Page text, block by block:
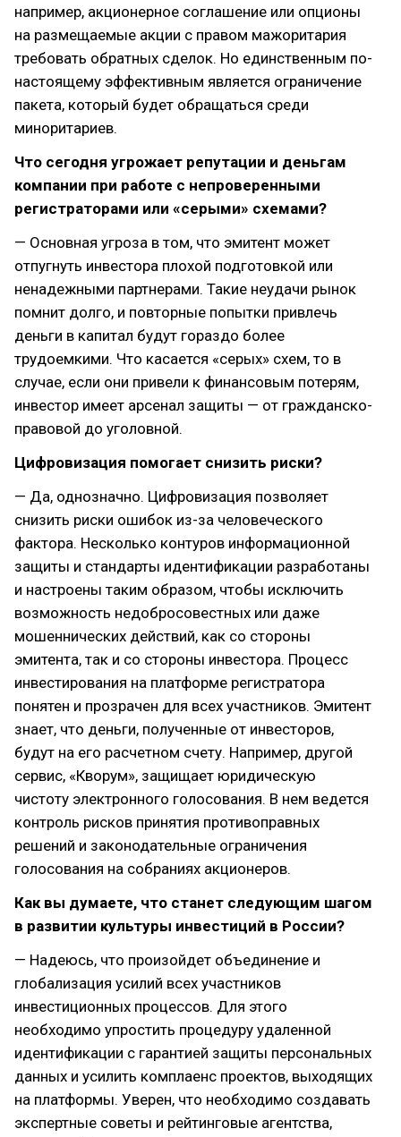
например, акционерное соглашение или опционы
на размещаемые акции с правом мажоритария
требовать обратных сделок. Но единственным по-
настоящему эффективным является ограничение
пакета, который будет обращаться среди
миноритариев.
Что сегодня угрожает репутации и деньгам
компании при работе с непроверенными
регистраторами или «серыми» схемами?
— Основная угроза в том, что эмитент может
отпугнуть инвестора плохой подготовкой или
ненадежными партнерами. Такие неудачи рынок
помнит долго, и повторные попытки привлечь
деньги в капитал будут гораздо более
трудоемкими. Что касается «серых» схем, то в
случае, если они привели к финансовым потерям,
инвестор имеет арсенал защиты — от гражданско-
правовой до уголовной.
Цифровизация помогает снизить риски?
— Да, однозначно. Цифровизация позволяет
снизить риски ошибок из-за человеческого
фактора. Несколько контуров информационной
защиты и стандарты идентификации разработаны
и настроены таким образом, чтобы исключить
возможность недобросовестных или даже
мошеннических действий, как со стороны
эмитента, так и со стороны инвестора. Процесс
инвестирования на платформе регистратора
понятен и прозрачен для всех участников. Эмитент
знает, что деньги, полученные от инвесторов,
будут на его расчетном счету. Например, другой
сервис, «Кворум», защищает юридическую
чистоту электронного голосования. В нем ведется
контроль рисков принятия противоправных
решений и законодательные ограничения
голосования на собраниях акционеров.
Как вы думаете, что станет следующим шагом
в развитии культуры инвестиций в России?
— Надеюсь, что произойдет объединение и
глобализация усилий всех участников
инвестиционных процессов. Для этого
необходимо упростить процедуру удаленной
идентификации с гарантией защиты персональных
данных и усилить комплаенс проектов, выходящих
на платформы. Уверен, что необходимо создавать
экспертные советы и рейтинговые агентства,